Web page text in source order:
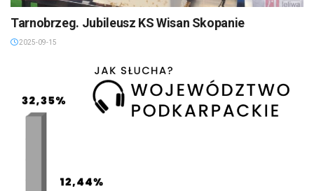
Tarnobrzeg. Jubileusz KS Wisan Skopanie
2025-09-15